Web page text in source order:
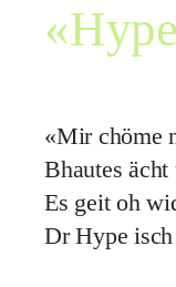
«Mir chöme
Bhautes
Es geit oh
Dr Hype